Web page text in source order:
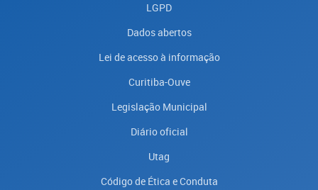
LGPD
Dados abertos
Lei de acesso à informação
Curitiba-Ouve
Legislação Municipal
Diário oficial
Utag
Código de Ética e Conduta